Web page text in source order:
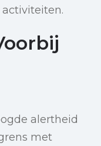
activiteiten.
alertheid
met